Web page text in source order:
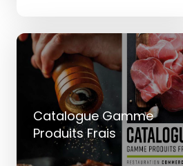
Catalogue Gamme
Produits Frais